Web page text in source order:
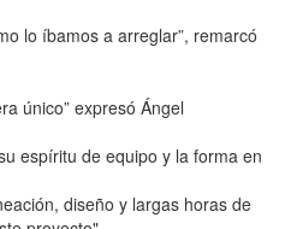
lo íbamos a arreglar”, remarcó
único” expresó Ángel
espíritu de equipo y la forma en
diseño y largas horas de